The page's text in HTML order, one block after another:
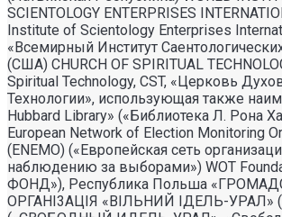
SCIENTOLOGY ENTERPRISES
Institute of Scientology Enterprises
«Всемирный Институт
(США) CHURCH OF SPIRITUAL
Spiritual Technology, CST, «Церковь
Технологии», использующая также
Hubbard Library» («Библиотека Л. Рона
European Network of Election Monitoring
(ENEMO) («Европейская сеть
наблюдению за выборами») WOT
ФОНД»), Республика Польша
ОРГАНI3АЦIЯ «ВIЛЬНИЙ IДЕЛЬ-УРАЛ»